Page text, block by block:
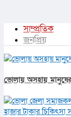
সাম্প্রতিক
জনপ্রিয়
ভোলায় অসহায়